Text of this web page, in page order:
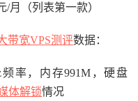
/月（列表第一款）
带宽VPS测评数据：
率，内存991M，硬盘
体解锁情况